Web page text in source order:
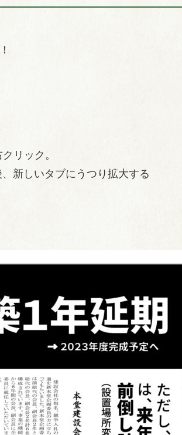
リック。
、新しいタブにうつり拡大する